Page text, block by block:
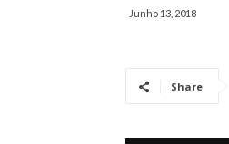
Junho 13, 2018
Share